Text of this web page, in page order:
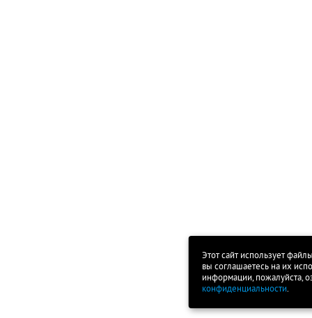
Этот сайт использует
вы соглашаетесь на их
информации, пожалуйста,
конфиденциальности.